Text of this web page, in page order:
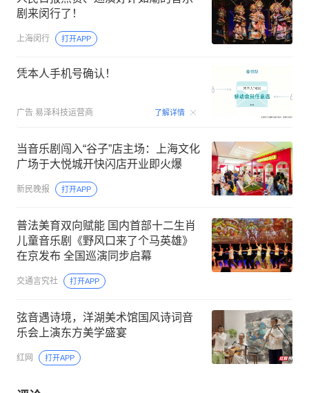
剧来闵行了！
上海闵行 打开APP
凭本人手机号确认！
广告 易泽科技运营商 了解详情
当音乐剧闯入“谷子”店主场：上海文化
广场于大悦城开快闪店开业即火爆
新民晚报 打开APP
普法美育双向赋能 国内首部十二生肖
儿童音乐剧《野风口来了个马英雄》
在京发布 全国巡演同步启幕
交通言究社 打开APP
弦音遇诗境，洋湖美术馆国风诗词音
乐会上演东方美学盛宴
红网 打开APP